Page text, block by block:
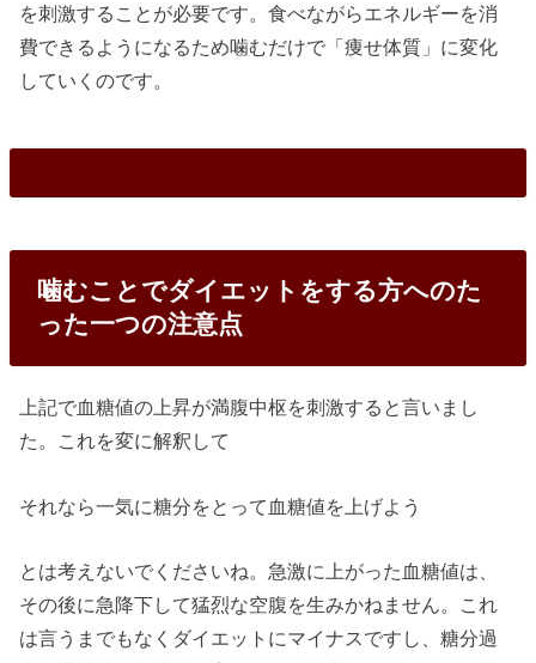
を刺激することが必要です。食べながらエネルギーを消
費できるようになるため噛むだけで「痩せ体質」に変化
していくのです。
噛むことでダイエットをする方へのた
った一つの注意点
上記で血糖値の上昇が満腹中枢を刺激すると言いまし
た。これを変に解釈して
それなら一気に糖分をとって血糖値を上げよう
とは考えないでくださいね。急激に上がった血糖値は、
その後に急降下して猛烈な空腹を生みかねません。これ
は言うまでもなくダイエットにマイナスですし、糖分過